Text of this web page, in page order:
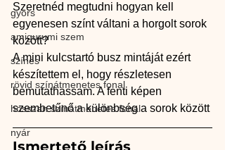
gyors
amigurumi szem
színes
rövid színátmenetes fonal
hosszan színátmenetes fonal
nyár
Szeretnéd megtudni hogyan kell
egyenesen színt váltani a horgolt sorok
között?
A mini kulcstartó busz mintáját ezért
készítettem el, hogy részletesen
bemutathassam. A fenti képen
szembetűnő a különbség a sorok között
Ismertető leírás